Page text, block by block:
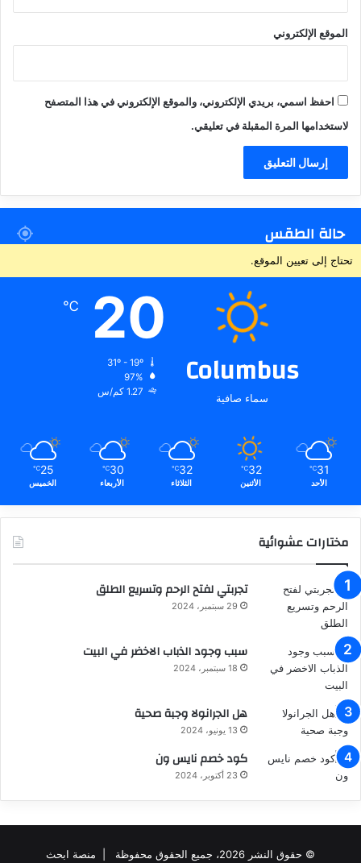
الموقع الإلكتروني
احفظ اسمي، بريدي الإلكتروني، والموقع الإلكتروني في هذا المتصفح
لاستخدامها المرة المقبلة في تعليقي.
حالة الطقس
تحتاج إلى تعيين الموقع.
Columbus
سماء صافية
20
℃
97%
1.27 كم/س
31
℃
الأحد
32
℃
الأثنين
32
℃
الثلاثاء
30
℃
الأربعاء
25
℃
الخميس
مختارات عشوائية
تجربتي لفتح الرحم وتسريع الطلق
29 سبتمبر، 2024
سبب وجود الذباب الاخضر في البيت
18 سبتمبر، 2024
هل الجرانولا وجبة صحية
13 يونيو، 2024
كود خصم نايس ون
23 أكتوبر، 2024
© حقوق النشر 2026، جميع الحقوق محفوظة | منصة ابحث